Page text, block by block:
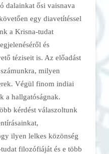
dalainkat ősi vaisnava
egy diavetítéssel
a Krisna-tudat
és
téziseit is. Az előadást
milyen
Végül finom indiai
a hallgatóságnak.
kérdést válaszoltunk
ilyen lelkes közönség
filozófiáját és e több